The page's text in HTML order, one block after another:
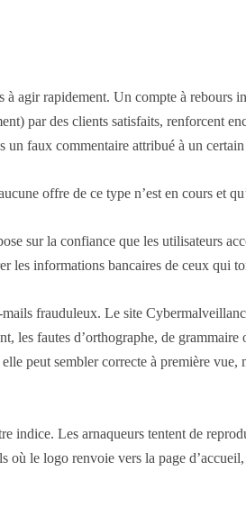
agir rapidement. Un compte à
par des clients satisfaits, renforcent
un faux commentaire attribué à un
offre de ce type n’est en cours et
sur la confiance que les utilisateurs
les informations bancaires de ceux qui
frauduleux. Le site
fautes d’orthographe, de
peut sembler correcte à première
indice. Les arnaqueurs tentent de
le logo renvoie vers la page